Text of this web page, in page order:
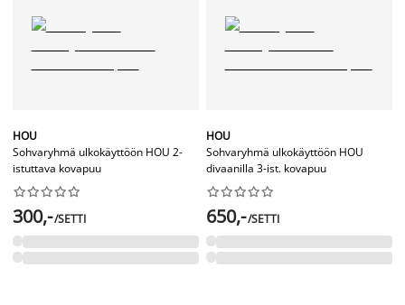
HOU
Sohvaryhmä ulkokäyttöön HOU 2-
istuttava kovapuu






300,-/SETTI
HOU
Sohvaryhmä ulkokäyttöön HOU
divaanilla 3-ist. kovapuu






650,-/SETTI